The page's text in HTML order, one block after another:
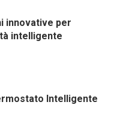
innovative per
intelligente
Intelligente